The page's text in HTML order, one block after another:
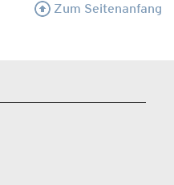
Zum Seitenanfang